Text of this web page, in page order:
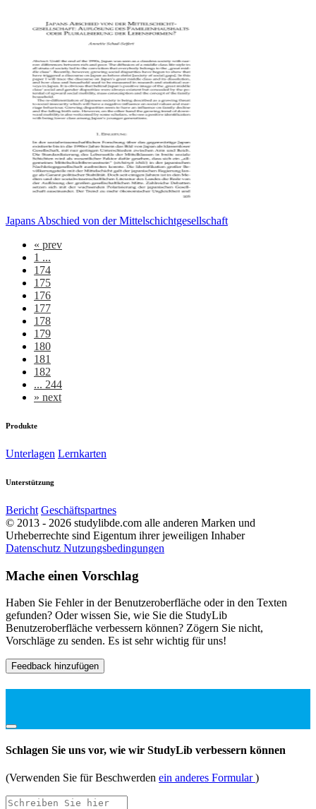
Japans Abschied von der Mittelschichtgesellschaft
« prev
1 ...
174
175
176
177
178
179
180
181
182
... 244
» next
Produkte
Unterlagen Lernkarten
Unterstützung
Bericht Geschäftspartnes
© 2013 - 2026 studylibde.com alle anderen Marken und
Urheberrechte sind Eigentum ihrer jeweiligen Inhaber
Datenschutz Nutzungsbedingungen
Mache einen Vorschlag
Haben Sie Fehler in der Benutzeroberfläche oder in den Texten
gefunden? Oder wissen Sie, wie Sie die StudyLib
Benutzeroberfläche verbessern können? Zögern Sie nicht,
Vorschläge zu senden. Es ist sehr wichtig für uns!
Feedback hinzufügen
Schlagen Sie uns vor, wie wir StudyLib verbessern können
(Verwenden Sie für Beschwerden ein anderes Formular)